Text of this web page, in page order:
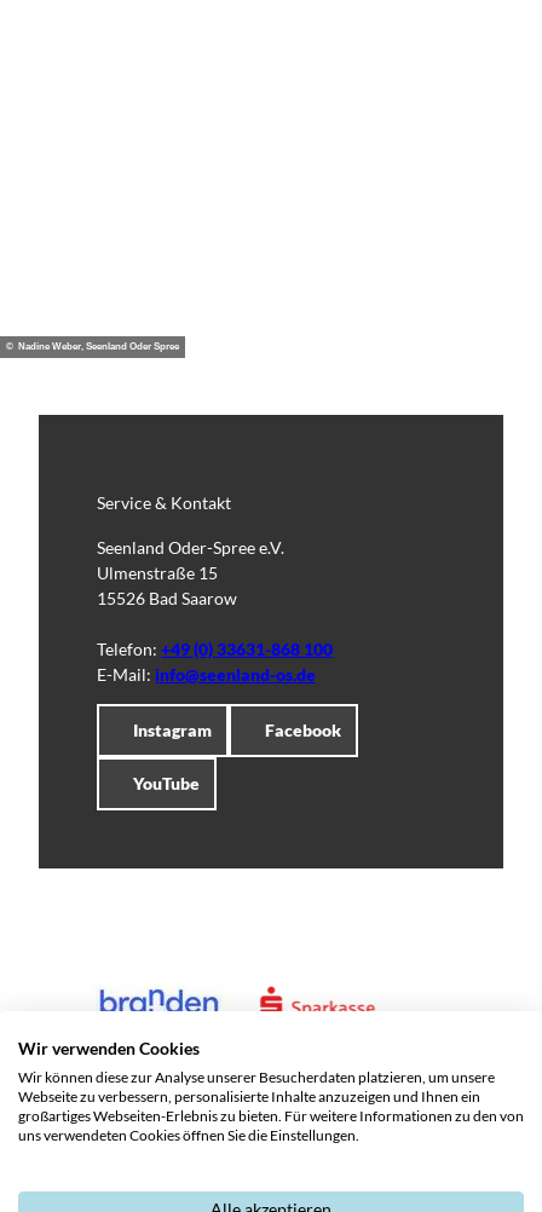
© Nadine Weber, Seenland Oder Spree
Service & Kontakt
Seenland Oder-Spree e.V.
Ulmenstraße 15
15526 Bad Saarow
Telefon: +49 (0) 33631-868 100
E-Mail: info@seenland-os.de
Instagram Facebook
YouTube
Wir verwenden Cookies
Wir können diese zur Analyse unserer Besucherdaten platzieren, um unsere
Webseite zu verbessern, personalisierte Inhalte anzuzeigen und Ihnen ein
großartiges Webseiten-Erlebnis zu bieten. Für weitere Informationen zu den von
uns verwendeten Cookies öffnen Sie die Einstellungen.